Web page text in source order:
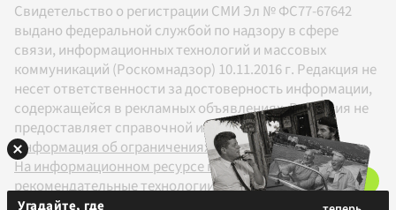
Свидетельство о регистрации СМИ Эл № ФС77-67642
выдано федеральной службой по надзору в сфере
связи, информационных технологий и массовых
коммуникаций (Роскомнадзор) 10.11.2016 г. Редакция не
несет ответственности за достоверность информации,
содержащейся в рекламных объявлениях. Редакция не
предоставляет справочной информации.
Информация об ограничениях
На информационном ресурсе применяются
рекомендательные технологии в соответствии с
Угадайте, где